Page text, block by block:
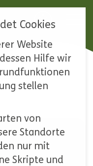
Cookies
Website
Hilfe wir
stellen
von
Standorte
nur mit
Skripte und